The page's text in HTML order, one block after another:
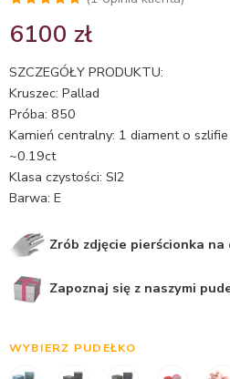
5.00na 5
oceny
6100 zł
SZCZEGÓŁY PRODUKTU:
Kruszec: Pallad
Próba: 850
Kamień centralny: 1 diament o
~0.19ct
Klasa czystości: SI2
Barwa: E
Zrób zdjęcie pierścionka na
Zapoznaj się z naszymi
WYBIERZ PUDEŁKO